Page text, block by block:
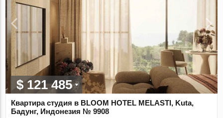
$ 121 485
Квартира студия в BLOOM HOTEL MELASTI, Kuta,
Бадунг, Индонезия № 9908